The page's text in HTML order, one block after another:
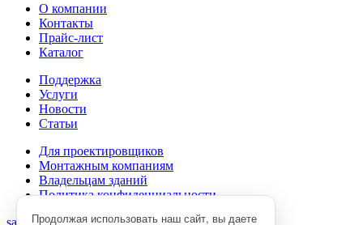
О компании
Контакты
Прайс-лист
Каталог
Поддержка
Услуги
Новости
Статьи
Для проектировщиков
Монтажным компаниям
Владельцам зданий
Политика конфиденциальности
sales@emsok.com
Продолжая использовать наш сайт, вы даете